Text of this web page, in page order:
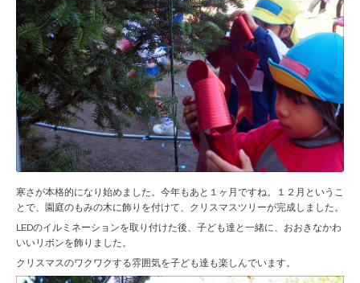
寒さが本格的になり始めました。今年もあと１ヶ月ですね。１２月というこ
とで、園庭のもみの木に飾りを付けて、クリスマスツリーが完成しました。
LEDのイルミネーションを取り付けた後、子ども達と一緒に、おおきなかわ
いいリボンを飾りました。
クリスマスのワクワクする雰囲気を子ども達も楽しんでいます。